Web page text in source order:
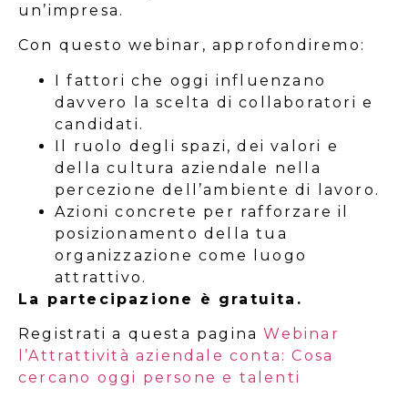
un’impresa.
Con questo webinar, approfondiremo:
I fattori che oggi influenzano
davvero la scelta di collaboratori e
candidati.
Il ruolo degli spazi, dei valori e
della cultura aziendale nella
percezione dell’ambiente di lavoro.
Azioni concrete per rafforzare il
posizionamento della tua
organizzazione come luogo
attrattivo.
La partecipazione è gratuita.
Registrati a questa paginaWebinar
l’Attrattività aziendale conta: Cosa
cercano oggi persone e talenti